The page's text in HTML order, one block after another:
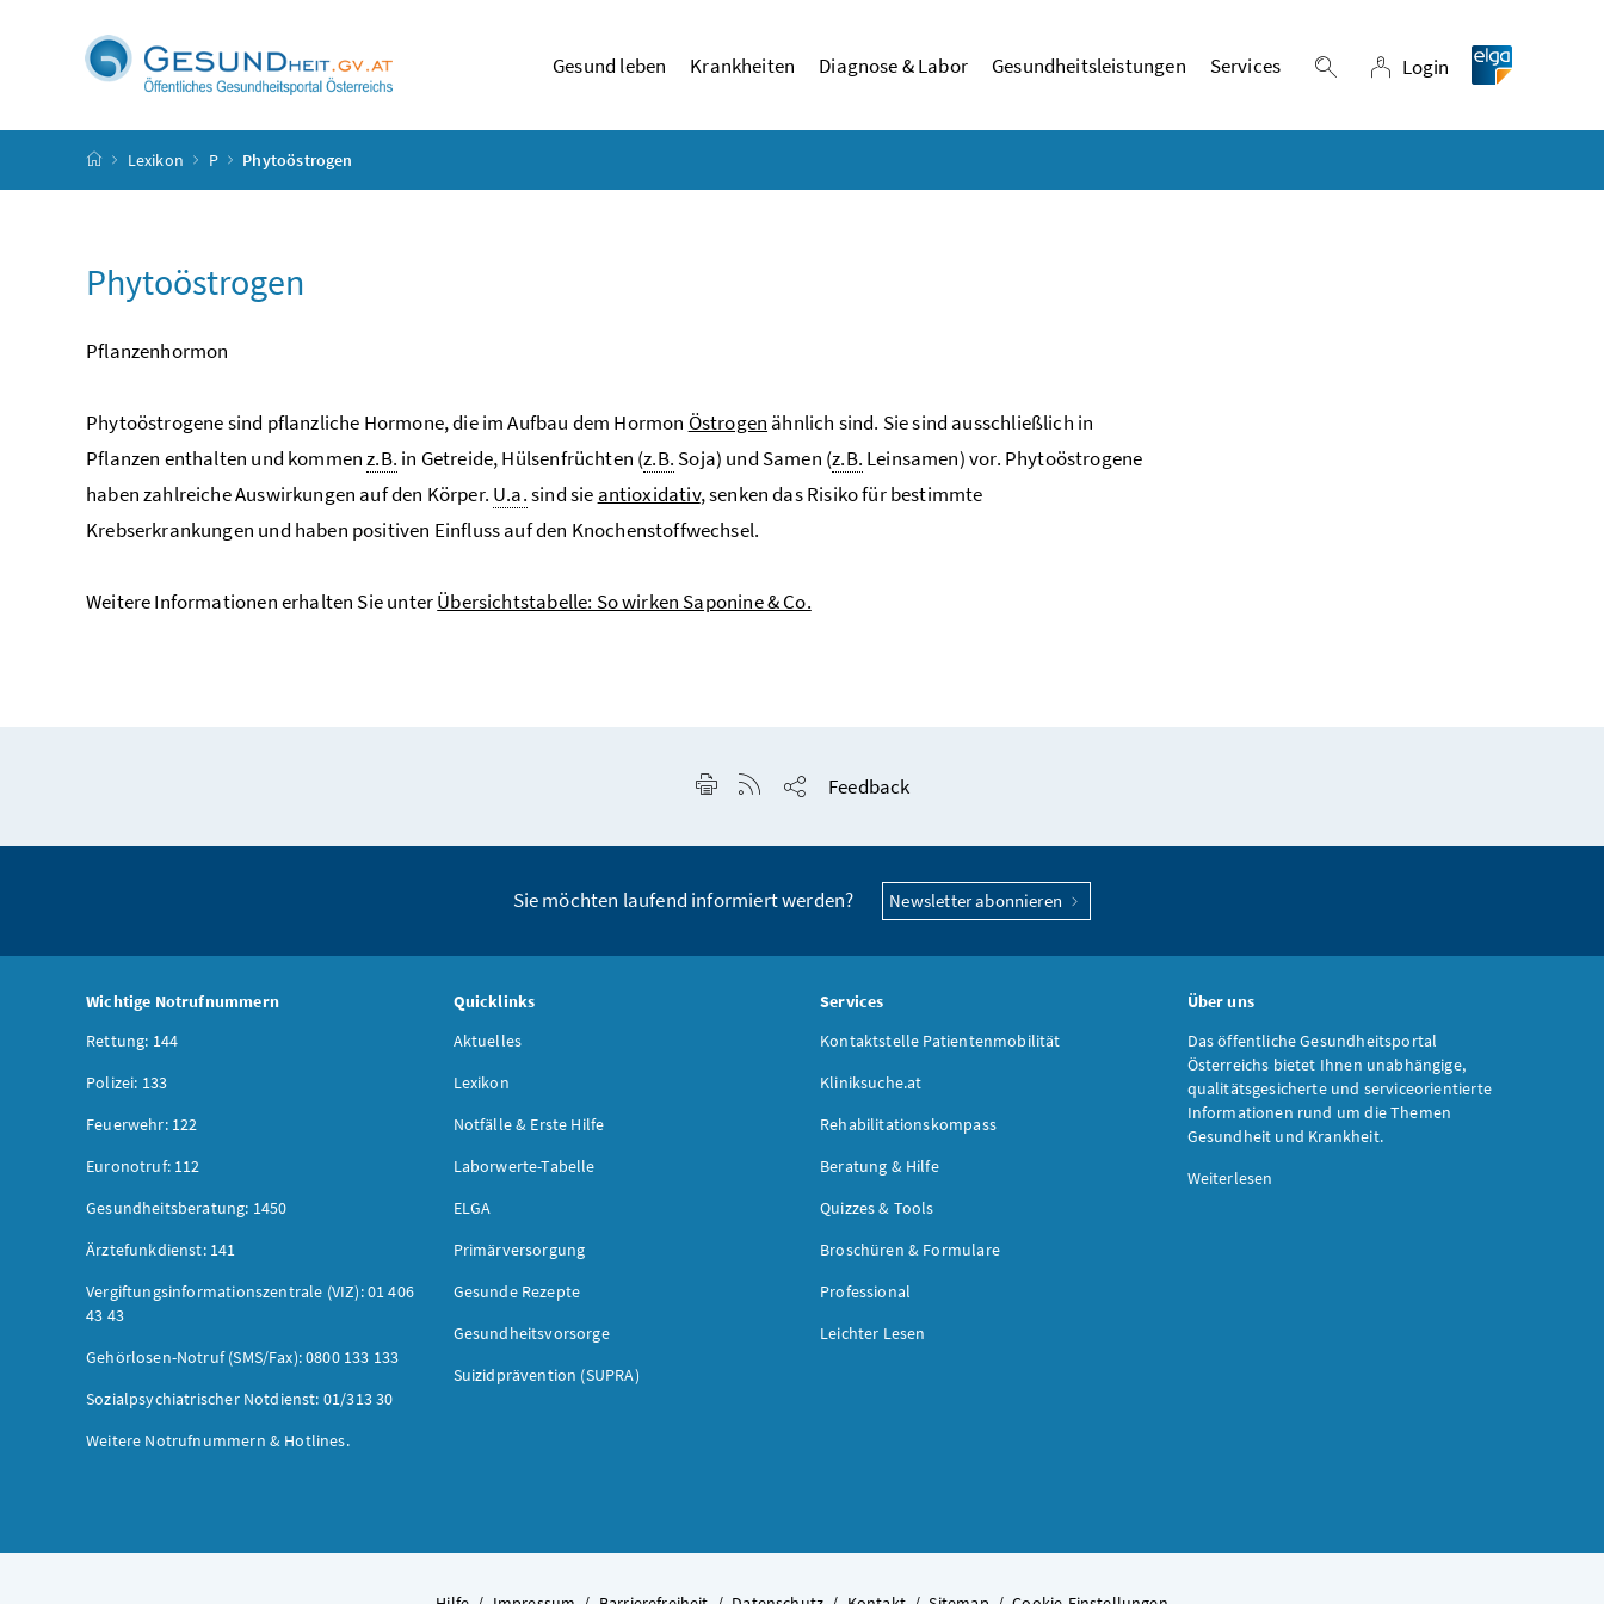
Gesund leben Krankheiten Diagnose & Labor Gesundheitsleistungen Services Suche einblenden
Login
Login
Startseite
Lexikon P Phytoöstrogen
Phytoöstrogen
Pflanzenhormon
Phytoöstrogene sind pflanzliche Hormone, die im Aufbau dem Hormon Östrogen ähnlich sind. Sie sind ausschließlich in
Pflanzen enthalten und kommenz.B. in Getreide, Hülsenfrüchten (z.B. Soja) und Samen (z.B. Leinsamen) vor. Phytoöstrogene
haben zahlreiche Auswirkungen auf den Körper. U.a.sind sie antioxidativ, senken das Risiko für bestimmte
Krebserkrankungen und haben positiven Einfluss auf den Knochenstoffwechsel.
Weitere Informationen erhalten Sie unterÜbersichtstabelle: So wirken Saponine & Co.
Seite drucken
RSS-Feed anzeigen
Feedback
Sie möchten laufend informiert werden? Newsletter abonnieren
Wichtige Notrufnummern
Rettung: 144
Polizei: 133
Feuerwehr: 122
Euronotruf: 112
Gesundheitsberatung: 1450
Ärztefunkdienst: 141
Vergiftungsinformationszentrale (VIZ): 01 406
43 43
Gehörlosen-Notruf (SMS/Fax): 0800 133 133
Sozialpsychiatrischer Notdienst: 01/313 30
Weitere Notrufnummern & Hotlines.
Quicklinks
Aktuelles
Lexikon
Notfälle & Erste Hilfe
Laborwerte-Tabelle
ELGA
Primärversorgung
Gesunde Rezepte
Gesundheitsvorsorge
Suizidprävention (SUPRA)
Services
Kontaktstelle Patientenmobilität
Kliniksuche.at
Rehabilitationskompass
Beratung & Hilfe
Quizzes & Tools
Broschüren & Formulare
Professional
Leichter Lesen
Über uns
Das öffentliche Gesundheitsportal
Österreichs bietet Ihnen unabhängige,
qualitätsgesicherte und serviceorientierte
Informationen rund um die Themen
Gesundheit und Krankheit.
Weiterlesen